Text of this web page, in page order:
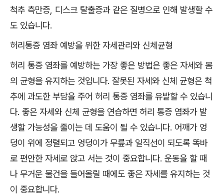
척추 측만증, 디스크 탈출증과 같은 질병으로 인해 발생할 수
도 있습니다.
허리통증 염좌 예방을 위한 자세관리와 신체균형
허리 통증 염좌를 예방하는 가장 좋은 방법은 좋은 자세와 몸
의 균형을 유지하는 것입니다. 잘못된 자세와 신체 균형은 척
추에 과도한 부담을 주어 허리 통증 염좌를 유발할 수 있습니
다. 좋은 자세와 신체 균형을 연습하면 허리 통증 염좌가 발
생할 가능성을 줄이는 데 도움이 될 수 있습니다. 어깨가 엉
덩이 위에 정렬되고 엉덩이가 무릎과 일직선이 되도록 똑바
로 편안한 자세로 앉고 서는 것이 중요합니다. 운동을 할 때
나 무거운 물건을 들어올릴 때에도 좋은 자세를 유지하는 것
이 중요합니다.